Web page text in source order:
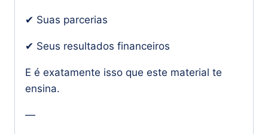
✔ Suas parcerias
✔ Seus resultados financeiros
E é exatamente isso que este material te
ensina.
—